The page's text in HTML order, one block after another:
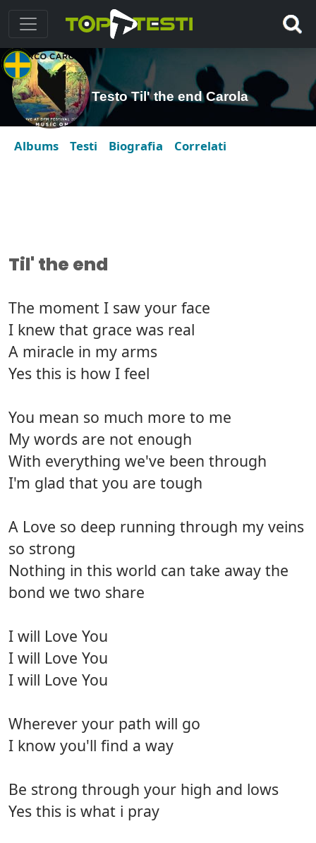
Testo Til' the end Carola
Albums Testi Biografia Correlati
Til' the end
The moment I saw your face
I knew that grace was real
A miracle in my arms
Yes this is how I feel
You mean so much more to me
My words are not enough
With everything we've been through
I'm glad that you are tough
A Love so deep running through my veins
so strong
Nothing in this world can take away the
bond we two share
I will Love You
I will Love You
I will Love You
Wherever your path will go
I know you'll find a way
Be strong through your high and lows
Yes this is what i pray